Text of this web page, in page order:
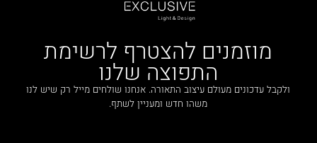
מוזמנים להצטרף לרשימת
התפוצה שלנו
ולקבל עדכונים מעולם עיצוב התאורה. אנחנו שולחים מייל רק שיש לנו
משהו חדש ומעניין לשתף.